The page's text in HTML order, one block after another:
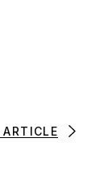
ARTICLE